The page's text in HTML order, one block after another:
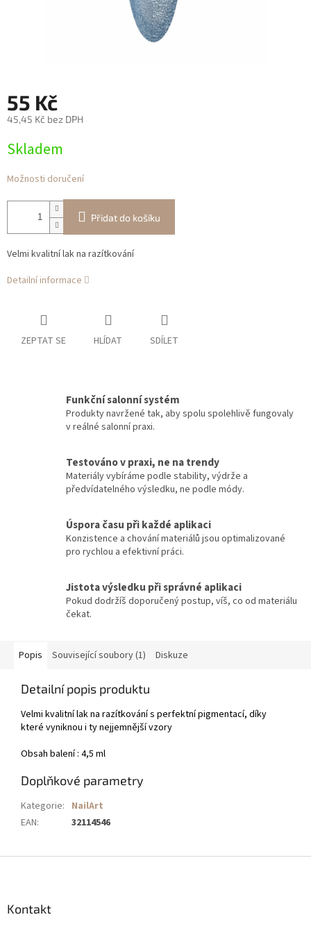
55 Kč
45,45 Kč bez DPH
cena:
Skladem
Možnosti doručení
Přidat do košíku
Velmi kvalitní lak na razítkování
Detailní informace
ZEPTAT SE HLÍDAT SDÍLET
Funkční salonní systém
Produkty navržené tak, aby spolu spolehlivě fungovaly
v reálné salonní praxi.
Testováno v praxi, ne na trendy
Materiály vybíráme podle stability, výdrže a
předvídatelného výsledku, ne podle módy.
Úspora času při každé aplikaci
Konzistence a chování materiálů jsou optimalizované
pro rychlou a efektivní práci.
Jistota výsledku při správné aplikaci
Pokud dodržíš doporučený postup, víš, co od materiálu
čekat.
Popis Související soubory (1) Diskuze
Detailní popis produktu
Velmi kvalitní lak na razítkování s perfektní pigmentací, díky
které vyniknou i ty nejjemnější vzory
Obsah balení : 4,5 ml
Doplňkové parametry
Kategorie: NailArt
EAN: 32114546
Kontakt